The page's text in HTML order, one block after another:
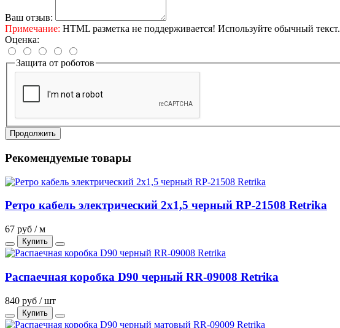
Ваш отзыв:
Примечание: HTML разметка не поддерживается! Используйте обычный текст.
Оценка:
Защита от роботов
Продолжить
Рекомендуемые товары
Ретро кабель электрический 2х1,5 черный RP-21508 Retrika
67 руб / м
Купить
Распаечная коробка D90 черный RR-09008 Retrika
840 руб / шт
Купить